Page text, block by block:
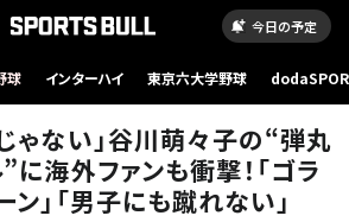
今日の予定
球 インターハイ 東京六大学野球
ゃない」谷川萌々子の“弾丸
海外ファンも衝撃！「ゴラ
ン」「男子にも蹴れない」